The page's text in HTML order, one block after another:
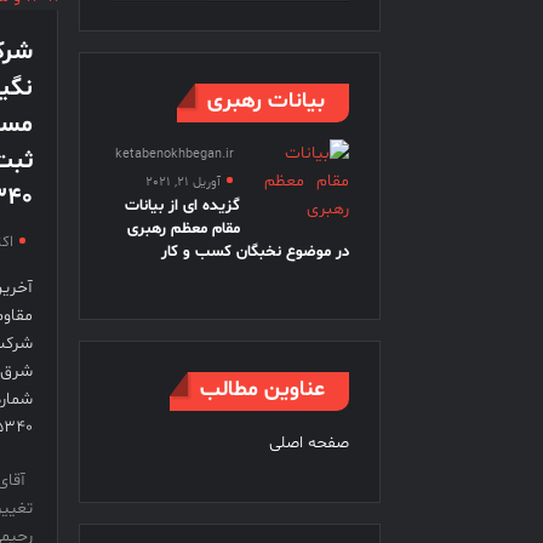
بیانات رهبری
ketabenokhbegan.ir
آوریل 21, 2021
گزیده ای از بیانات
مقام معظم رهبری
در موضوع نخبگان کسب و کار
عناوین مطالب
صفحه اصلی